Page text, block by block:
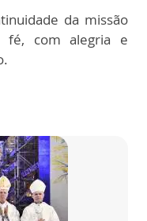
da missão
fé, com alegria e